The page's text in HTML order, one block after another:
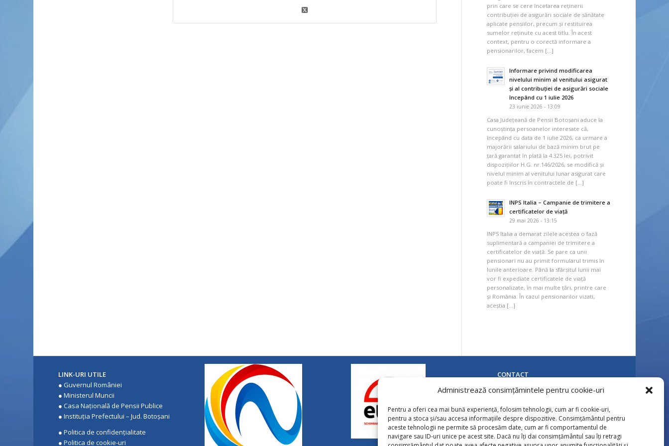
Administrează consimțămintele pentru cookie-uri
Pentru a oferi cea mai bună experiență, folosim tehnologii, cum ar fi cookie-uri,
pentru a stoca și/sau accesa informațiile despre dispozitive. Consimțământul pentru
aceste tehnologii ne permite să procesăm date, cum ar fi comportamentul de
navigare sau ID-uri unice pe acest site. Dacă nu îți dai consimțământul sau îți retragi
prin care se cere încetarea reținerii
contribuției de asigurări sociale de sănătate
aplicate pensiilor, precum și restituirea
sumelor reținute cu acest titlu. În acest
context, pentru o corectă informare a
pensionarilor, facem […]
Informare privind modificarea
nivelului minim al venitului asigurat
și al contribuției de asigurări sociale
începând cu 1 iulie 2026
23 iunie 2026 - 13:09
Casa Județeană de Pensii Botoșani aduce la
cunoștința persoanelor interesate că,
începând cu data de 1 iulie 2026, ca urmare a
majorării salariului de bază minim brut pe
țară garantat în plată la 4.325 lei, potrivit
dispozițiilor H.G. nr.146/2026, se modifică și
nivelul minim al venitului lunar asigurat care
poate fi înscris în contractele de […]
INPS Italia – Campanie de trimitere a
certificatelor de viață
29 mai 2026 - 13:15
INPS Italia a demarat zilele acestea o fază
suplimentară a campaniei de trimitere a
certificatelor de viață. Se pare ca unii
pensionari nu au primit formularul trimis în
lunile anterioare. Până la sfârșitul lunii mai
vor fi expediate certificatele de viață
personalizate, în mai multe țări, printre care
și România. În cazul pensionarilor vizati,
aceștia […]
LINK-URI UTILE
●Guvernul României
●Ministerul Muncii
●Casa Națională de Pensii Publice
●Instituţia Prefectului – Jud. Botoşani
●Politica de confidenţialitate
●Politica de cookie-uri
CONTACT
Tel: 0231 / 536724; 0231 / 536725
Fax: 0231 / 513517
E-mail: pensii.botosani@cnpp.ro